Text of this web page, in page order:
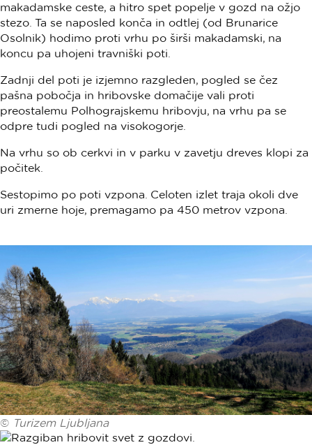
makadamske ceste, a hitro spet popelje v gozd na ožjo
stezo. Ta se naposled konča in odtlej (od Brunarice
Osolnik) hodimo proti vrhu po širši makadamski, na
koncu pa uhojeni travniški poti.
Zadnji del poti je izjemno razgleden, pogled se čez
pašna pobočja in hribovske domačije vali proti
preostalemu Polhograjskemu hribovju, na vrhu pa se
odpre tudi pogled na visokogorje.
Na vrhu so ob cerkvi in v parku v zavetju dreves klopi za
počitek.
Sestopimo po poti vzpona. Celoten izlet traja okoli dve
uri zmerne hoje, premagamo pa 450 metrov vzpona.
© Turizem Ljubljana